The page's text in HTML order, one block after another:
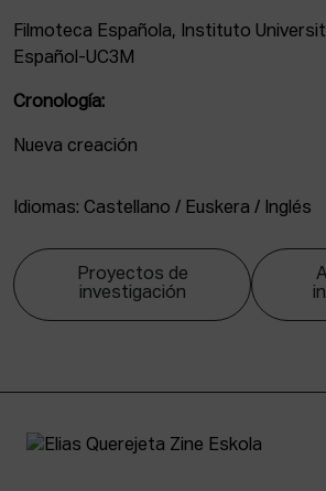
Filmoteca Española, Instituto
Español-UC3M
Cronología:
Nueva creación
Idiomas: Castellano / Euskera / Inglés
Proyectos de
investigación